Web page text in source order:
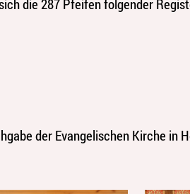
die 287 Pfeifen folgender
der Evangelischen Kirche in